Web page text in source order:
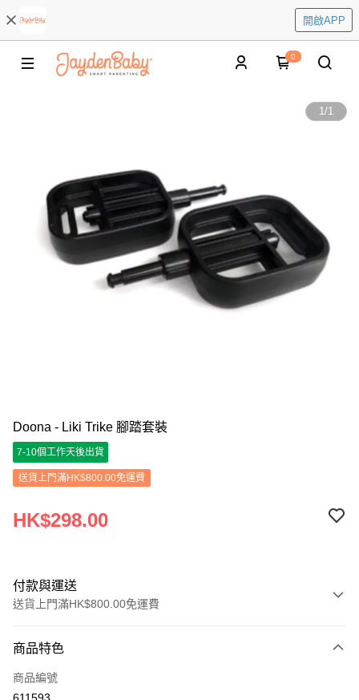
開啟APP
0
1/1
Doona - Liki Trike 腳踏套裝
7-10個工作天後出貨
送貨上門滿HK$800.00免運費
HK$298.00
付款與運送
送貨上門滿HK$800.00免運費
信用卡
Apple Pay
商品特色
商品編號